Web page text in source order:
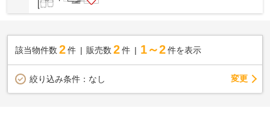
該当物件数 2件 販売数 2 件 1～2 件を表示
絞り込み条件： なし 変更